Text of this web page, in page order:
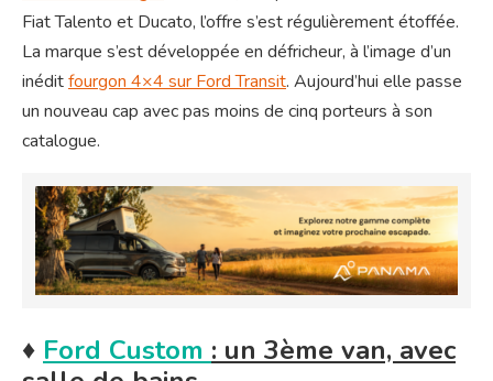
Fiat Talento et Ducato, l’offre s’est régulièrement étoffée.
La marque s’est développée en défricheur, à l’image d’un
inéditfourgon 4×4 sur Ford Transit. Aujourd’hui elle passe
un nouveau cap avec pas moins de cinq porteurs à son
catalogue.
♦ Ford Custom : un 3ème van, avec